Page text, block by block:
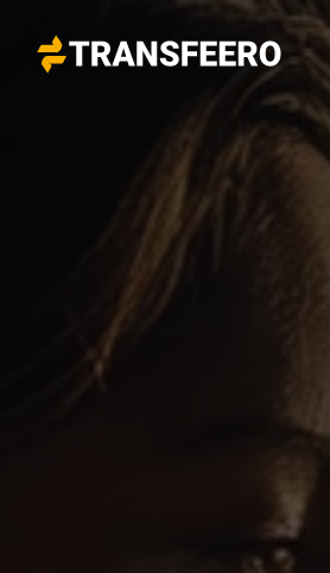
Transfeero